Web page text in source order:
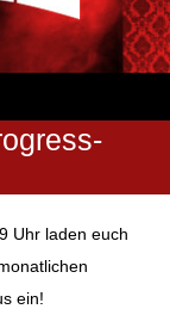
Uhr laden euch
ein!